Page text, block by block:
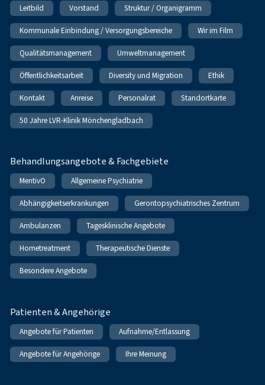
Leitbild Vorstand Struktur / Organigramm
Kommunale Einbindung / Versorgungsbereiche Wir im Film
Qualitätsmanagement Umweltmanagement
Öffentlichkeitsarbeit Diversity und Migration Ethik
Kontakt Anreise Personalrat Standortkarte
50 Jahre LVR-Klinik Mönchengladbach
Behandlungsangebote & Fachgebiete
MentivO Allgemeine Psychiatrie
Abhängigkeitserkrankungen Gerontopsychiatrisches Zentrum
Ambulanzen Tagesklinische Angebote
Hometreatment Therapeutische Dienste
Besondere Angebote
Patienten & Angehörige
Angebote für Patienten Aufnahme/Entlassung
Angebote für Angehörige Ihre Meinung